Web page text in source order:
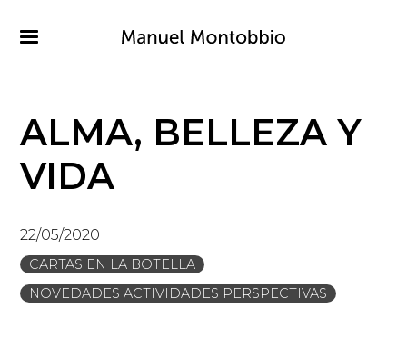
contenido
ALMA, BELLEZA Y
VIDA
22/05/2020
CARTAS EN LA BOTELLA
NOVEDADES ACTIVIDADES PERSPECTIVAS